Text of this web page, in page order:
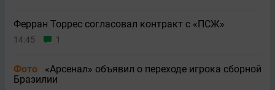
Ферран Торрес согласовал контракт с «ПСЖ»
14:45 1
Фото
«Арсенал» объявил о переходе игрока сборной
Бразилии